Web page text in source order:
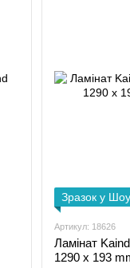
Зразок у
Артикул: 18626
Ламінат
1290 x 193